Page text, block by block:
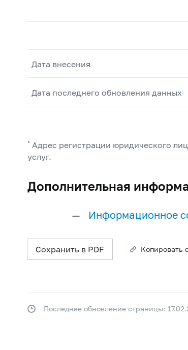
Дата внесения
Дата последнего обновления данных
*Адрес регистрации юридического
услуг.
Дополнительная
Информационное
Сохранить в PDF Копировать
Последнее обновление страницы: